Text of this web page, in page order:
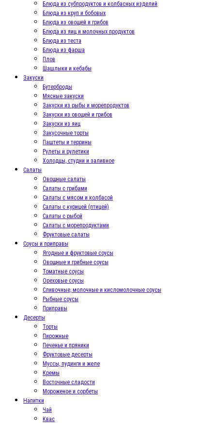
Блюда из субпродуктов и колбасных изделий
Блюда из круп и бобовых
Блюда из овощей и грибов
Блюда из яиц и молочных продуктов
Блюда из теста
Блюда из фарша
Плов
Шашлыки и кебабы
Закуски
Бутерброды
Мясные закуски
Закуски из рыбы и морепродуктов
Закуски из овощей и грибов
Закуски из яиц
Закусочные торты
Паштеты и террины
Рулеты и рулетики
Холодцы, студни и заливное
Салаты
Овощные салаты
Салаты с грибами
Салаты с мясом и колбасой
Салаты с курицей (птицей)
Салаты с рыбой
Салаты с морепродуктами
Фруктовые салаты
Соусы и приправы
Ягодные и фруктовые соусы
Овощные и грибные соусы
Томатные соусы
Ореховые соусы
Сливочные, молочные и кисломолочные соусы
Рыбные соусы
Приправы
Десерты
Торты
Пирожные
Печенье и пряники
Фруктовые десерты
Муссы, пудинги и желе
Кремы
Восточные сладости
Мороженое и сорбеты
Напитки
Чай
Квас